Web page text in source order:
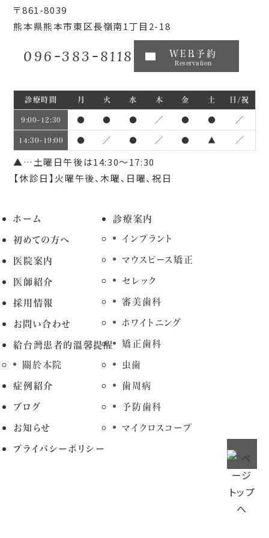
〒861-8039
熊本県熊本市東区長嶺南1丁目2-18
096-383-8118 WEB予約
Reservation
診療時間 月 火 水 木 金 土 日/祝
9:00~12:30 ● ● ● ／ ● ● ／
14:30~19:00 ● ／ ● ／ ● ▲ ／
▲…土曜日午後は14:30～17:30
【休診日】火曜午後、木曜、日曜、祝日
ホーム
初めての方へ
医院案内
医師紹介
採用情報
お問い合わせ
給台灣患者的溫馨提醒
關於本院
症例紹介
ブログ
お知らせ
プライバシーポリシー
診療案内
インプラント
マウスピース矯正
セレック
審美歯科
ホワイトニング
矯正歯科
虫歯
歯周病
予防歯科
マイクロスコープ